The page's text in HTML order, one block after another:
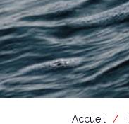
Accueil